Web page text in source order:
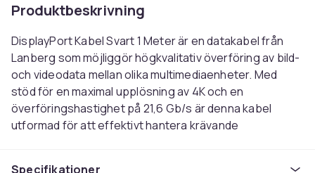
Produktbeskrivning
DisplayPort Kabel Svart 1 Meter är en datakabel från
Lanberg som möjliggör högkvalitativ överföring av bild-
och videodata mellan olika multimediaenheter. Med
stöd för en maximal upplösning av 4K och en
överföringshastighet på 21,6 Gb/s är denna kabel
utformad för att effektivt hantera krävande
Specifikationer